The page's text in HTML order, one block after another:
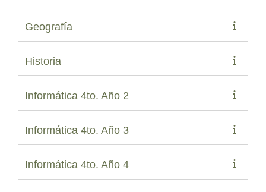
Geografía
Historia
Informática 4to. Año 2
Informática 4to. Año 3
Informática 4to. Año 4